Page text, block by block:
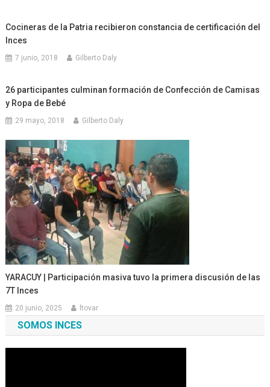
Cocineras de la Patria recibieron constancia de certificación del
Inces
7 junio, 2018 Gilberto Daly
26 participantes culminan formación de Confección de Camisas
y Ropa de Bebé
29 mayo, 2018 Gilberto Daly
YARACUY | Participación masiva tuvo la primera discusión de las
7T Inces
20 junio, 2025 ltovar
SOMOS INCES